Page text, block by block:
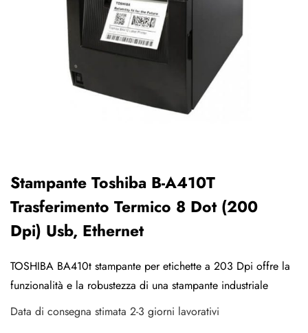
Stampante Toshiba B-A410T
Trasferimento Termico 8 Dot (200
Dpi) Usb, Ethernet
TOSHIBA BA410t stampante per etichette a 203 Dpi offre la
funzionalità e la robustezza di una stampante industriale
Data di consegna stimata 2-3 giorni lavorativi